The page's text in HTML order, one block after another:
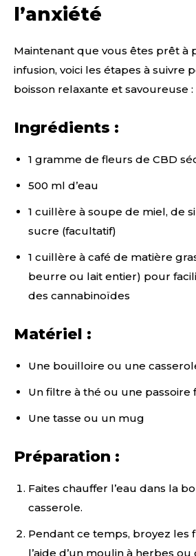
l’anxiété
Maintenant que vous êtes prêt à
infusion, voici les étapes à suivre
boisson relaxante et savoureuse :
Ingrédients :
1 gramme de fleurs de CBD
500 ml d’eau
1 cuillère à soupe de miel, de
sucre (facultatif)
1 cuillère à café de matière
beurre ou lait entier) pour
des cannabinoïdes
Matériel :
Une bouilloire ou une
Un filtre à thé ou une passoire
Une tasse ou un mug
Préparation :
Faites chauffer l’eau dans la
casserole.
Pendant ce temps, broyez les
l’aide d’un moulin à herbes ou